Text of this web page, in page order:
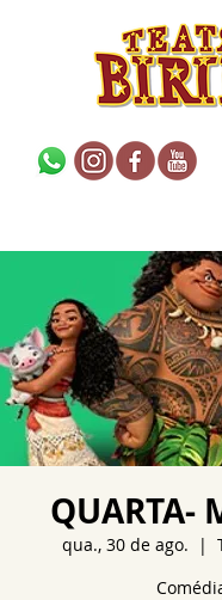
QUARTA-
qua., 30 de ago.
  |